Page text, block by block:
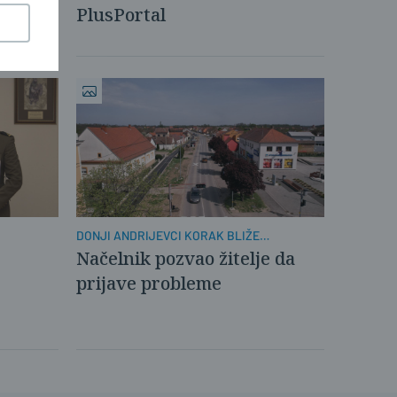
PlusPortal
DONJI ANDRIJEVCI KORAK BLIŽE
UPORABNOJ DOZVOLI
Načelnik pozvao žitelje da
prijave probleme